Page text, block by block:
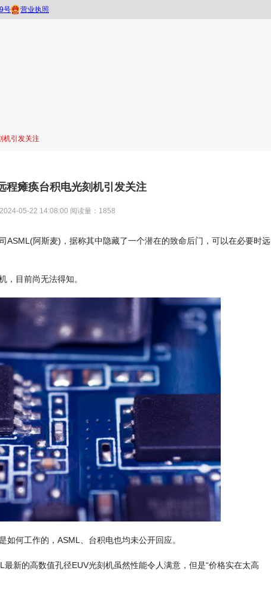
机引发关注
程瘫痪台积电光刻机引发关注
05-22 14:08:00 阅读量：1858
ASML(阿斯麦)，据称其中隐藏了一个潜在的致命后门，可以在必要时远
，目前尚无法得知。
何工作的，ASML、台积电也均未公开回应。
新的高数值孔径EUV光刻机虽然性能令人满意，但是“价格实在太高